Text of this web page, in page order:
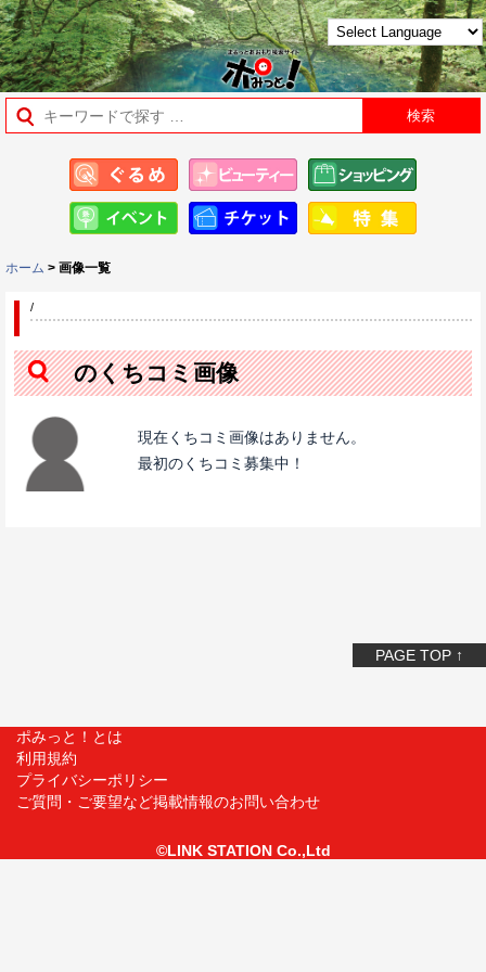
ホーム > 画像一覧
/
のくちコミ画像
現在くちコミ画像はありません。
最初のくちコミ募集中！
PAGE TOP ↑
ポみっと！とは
利用規約
プライバシーポリシー
ご質問・ご要望など掲載情報のお問い合わせ
©LINK STATION Co.,Ltd